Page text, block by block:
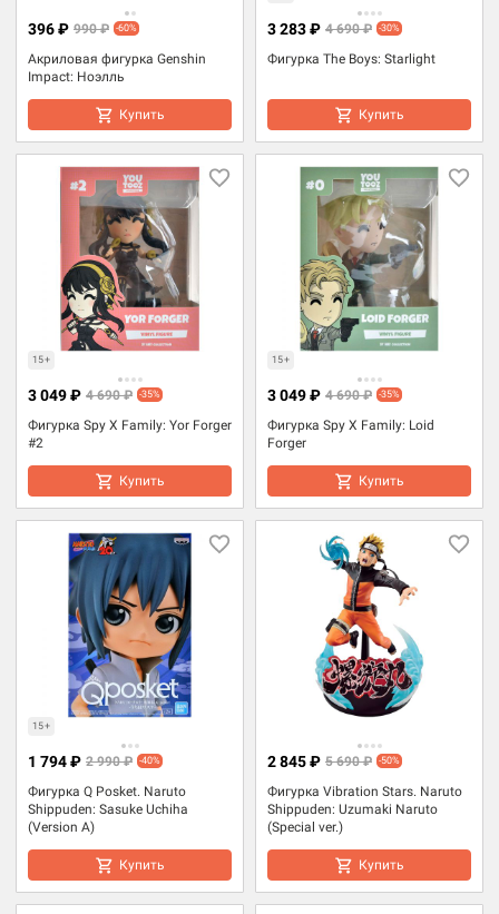
Акриловая фигурка Genshin
Impact: Ноэлль
396 ₽ 990 ₽ -60%
Купить
Фигурка The Boys: Starlight
3 283 ₽ 4 690 ₽ -30%
Купить
15+
Фигурка Spy X Family: Yor Forger
#2
3 049 ₽ 4 690 ₽ -35%
Купить
15+
Фигурка Spy X Family: Loid
Forger
3 049 ₽ 4 690 ₽ -35%
Купить
15+
Фигурка Q Posket. Naruto
Shippuden: Sasuke Uchiha
(Version A)
1 794 ₽ 2 990 ₽ -40%
Купить
Фигурка Vibration Stars. Naruto
Shippuden: Uzumaki Naruto
(Special ver.)
2 845 ₽ 5 690 ₽ -50%
Купить